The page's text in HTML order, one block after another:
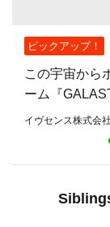
ピックアップ！
この宇宙から
ーム『
登録開始！
イヴセンス株式会社